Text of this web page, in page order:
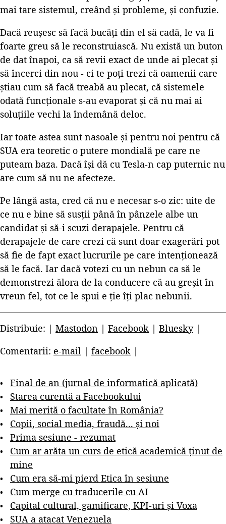
mai tare sistemul, creând și probleme, și confuzie.
Dacă reușesc să facă bucăți din el să cadă, le va fi
foarte greu să le reconstruiască. Nu există un buton
de dat înapoi, ca să revii exact de unde ai plecat și
să încerci din nou - ci te poți trezi că oamenii care
știau cum să facă treabă au plecat, că sistemele
odată funcționale s-au evaporat și că nu mai ai
soluțiile vechi la îndemână deloc.
Iar toate astea sunt nasoale și pentru noi pentru că
SUA era teoretic o putere mondială pe care ne
puteam baza. Dacă își dă cu Tesla-n cap puternic nu
are cum să nu ne afecteze.
Pe lângă asta, cred că nu e necesar s-o zic: uite de
ce nu e bine să susții până în pânzele albe un
candidat și să-i scuzi derapajele. Pentru că
derapajele de care crezi că sunt doar exagerări pot
să fie de fapt exact lucrurile pe care intenționează
să le facă. Iar dacă votezi cu un nebun ca să le
demonstrezi ălora de la conducere că au greșit în
vreun fel, tot ce le spui e ție îți plac nebunii.
Distribuie: | Mastodon | Facebook | Bluesky|
Comentarii: e-mail | facebook |
Final de an (jurnal de informatică aplicată)
Starea curentă a Facebookului
Mai merită o facultate în România?
Copii, social media, fraudă... și noi
Prima sesiune - rezumat
Cum ar arăta un curs de etică academică ținut de
mine
Cum era să-mi pierd Etica în sesiune
Cum merge cu traducerile cu AI
Capital cultural, gamificare, KPI-uri și Voxa
SUA a atacat Venezuela